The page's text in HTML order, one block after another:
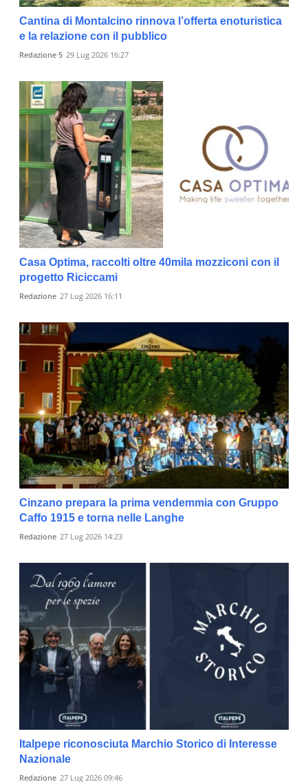
Cantina di Montalcino rinnova l’offerta enoturistica
e la relazione con il pubblico
Redazione 5 29 Lug 2026 16:27
Casa Optima, raccolti oltre 40mila mozziconi con il
progetto Riciccami
Redazione 27 Lug 2026 16:11
Cinzano prepara la prima vendemmia con Gruppo
Caffo 1915 e torna nelle Langhe
Redazione 27 Lug 2026 14:23
Italpepe riconosciuta Marchio Storico di Interesse
Nazionale
Redazione 27 Lug 2026 09:46